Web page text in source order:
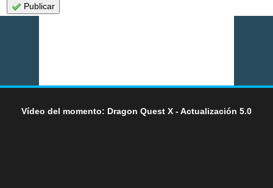
Publicar
Vídeo del momento: Dragon Quest X - Actualización 5.0